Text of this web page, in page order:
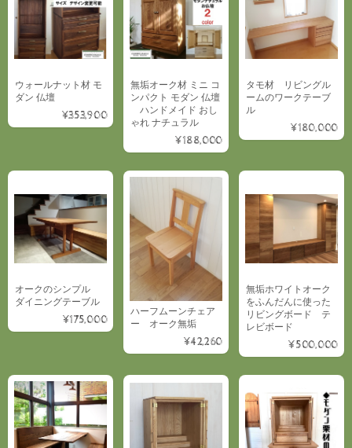
ウォールナット材 モ
ダン 仏壇
¥353,900
無垢オーク材 ミニ コ
ンパクト モダン 仏壇
ハンドメイド おし
ゃれ ナチュラル
¥188,000
タモ材 リビングル
ームのワークテーブ
ル
¥180,000
オークのシンプル
ダイニングテーブル
¥175,000
ハーフムーンチェア
ー オーク無垢
¥42,260
無垢ホワイトオーク
をふんだんに使った
リビングボード テ
レビボード
¥500,000